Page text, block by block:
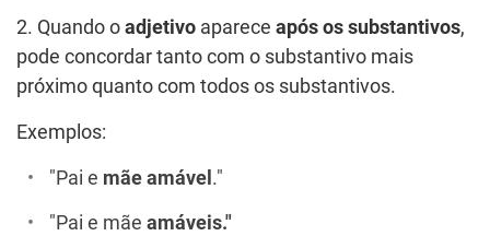
2. Quando o adjetivo aparece após os substantivos,
pode concordar tanto com o substantivo mais
próximo quanto com todos os substantivos.
Exemplos:
"Pai e mãe amável ."
"Pai e mãe amáveis."